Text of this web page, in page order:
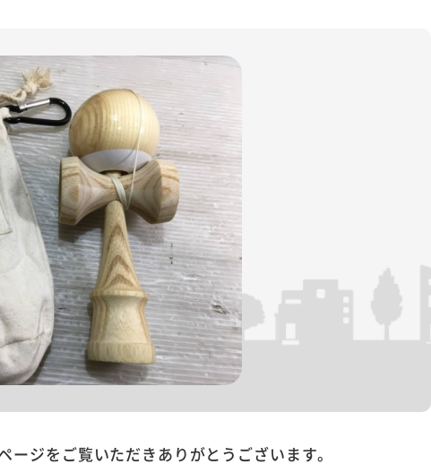
ジをご覧いただきありがとうございます。